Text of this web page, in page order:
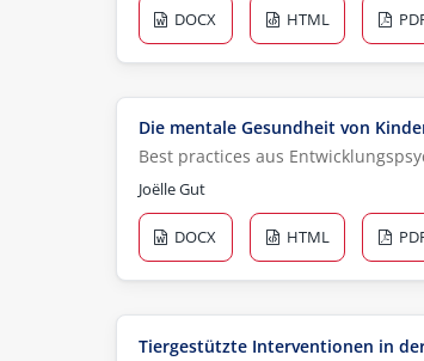
DOCX
HTML
Die mentale Gesundheit von
Best practices aus
Joëlle Gut
DOCX
HTML
Tiergestützte Interventionen in